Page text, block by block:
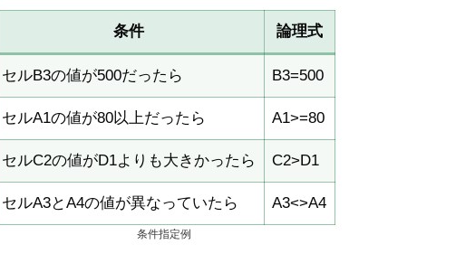
条件 論理式
セルB3の値が500だったら B3=500
セルA1の値が80以上だったら A1>=80
セルC2の値がD1よりも大きかったら C2>D1
セルA3とA4の値が異なっていたら A3<>A4
条件指定例